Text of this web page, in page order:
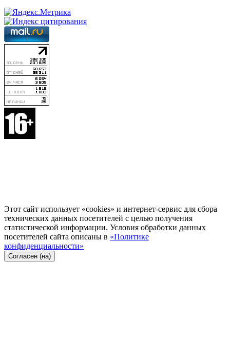
Этот сайт использует «cookies» и интернет-сервис для сбора
технических данных посетителей с целью получения
статистической информации. Условия обработки данных
посетителей сайта описаны в «Политике
конфиденциальности»
Согласен (на)